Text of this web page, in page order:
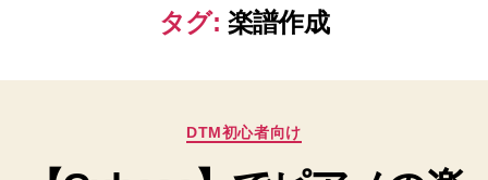
マ
イ
ド
音
タグ: 楽譜作成
カ
DTM初心者向け